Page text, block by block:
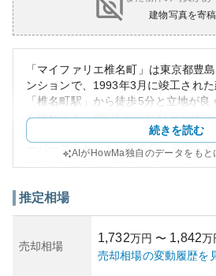
建物写真を寄
「マイファリエ椎名町」は東京都豊
ンションで、1993年3月に竣工され
「椎名町駅」から徒歩5分と立地が
も便利です。4階建てで全37戸を持
ットホームな環境を提供しています
ーパーマーケット、飲食店、公園な
期的なメンテナンスにより良好な状態
め、資産価値も安定していると考えら
所有リスクについては、築30年近く
続きを読む
AIがHowMa独自のデータをもと
推定相場
売却相場
1,732万円 〜 1,842万
売却相場の変動履歴を